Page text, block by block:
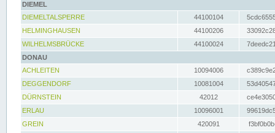
DIEMEL
DIEMELTALSPERRE
44100104
HELMINGHAUSEN
44100206
WILHELMSBRÜCKE
44100024
DONAU
ACHLEITEN
10094006
DEGGENDORF
10081004
DÜRNSTEIN
42012
ERLAU
10096001
GREIN
420091